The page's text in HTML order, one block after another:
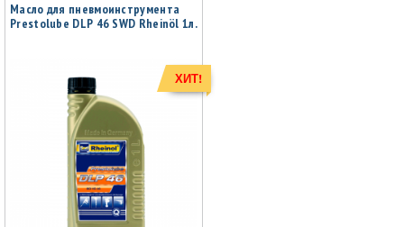
Масло для пневмоинструмента
Prestolube DLP 46 SWD Rheinöl 1л.
ХИТ!